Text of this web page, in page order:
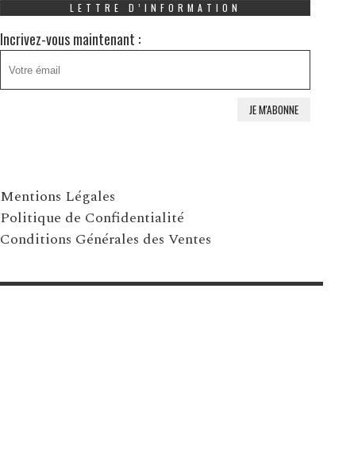
LETTRE D’INFORMATION
Incrivez-vous maintenant :
Mentions Légales
Politique de Confidentialité
Conditions Générales des Ventes